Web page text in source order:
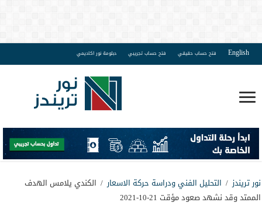
English فتح حساب حقيقي فتح حساب تجريبي دبلومة نور اكاديمي
نور تريندز / التحليل الفني ودراسة حركة الاسعار / الكندي يلامس الهدف
الممتد وقد نشهد صعود مؤقت 21-10-2021